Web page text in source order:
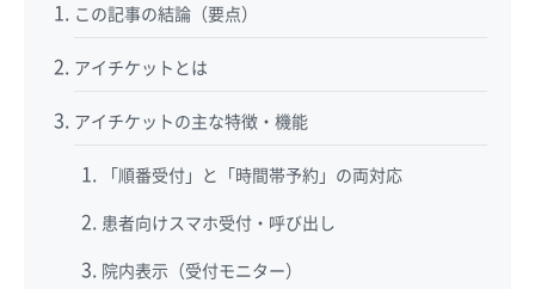
この記事の結論（要点）
アイチケットとは
アイチケットの主な特徴・機能
「順番受付」と「時間帯予約」の両対応
患者向けスマホ受付・呼び出し
院内表示（受付モニター）